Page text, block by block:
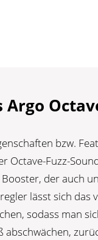
bzw.
Octave-Fuzz-
der auch
lässt sich das
sodass man